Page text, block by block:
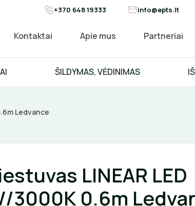
+370 648 19333 info@epts.lt
Kontaktai Apie mus Partneriai
ŠILDYMAS, VĖDINIMAS
Ledvance
LINEAR LED
3000K 0.6m